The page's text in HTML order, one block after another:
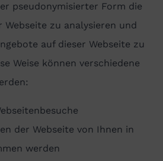
pseudonymisierter Form die
zu analysieren und
auf dieser Webseite zu
Weise können verschiedene
der Webseite von Ihnen in
werden